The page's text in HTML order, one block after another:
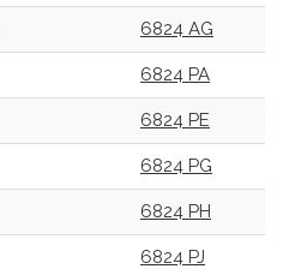
6824 AG
6824 PA
6824 PE
6824 PG
6824 PH
6824 PJ